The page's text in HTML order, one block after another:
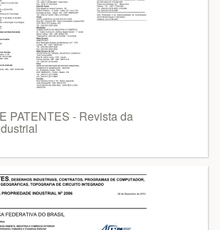
PATENTES - Revista da